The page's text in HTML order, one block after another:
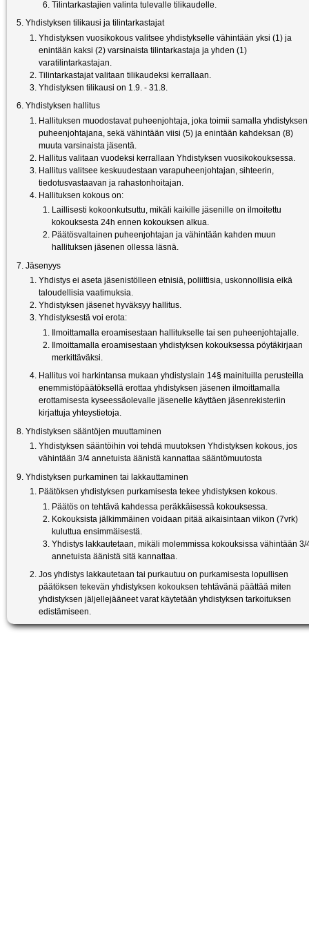
Tilintarkastajien valinta tulevalle tilikaudelle.
Yhdistyksen tilikausi ja tilintarkastajat
Yhdistyksen vuosikokous valitsee yhdistykselle vähintään yksi (1) ja
enintään kaksi (2) varsinaista tilintarkastaja ja yhden (1)
varatilintarkastajan.
Tilintarkastajat valitaan tilikaudeksi kerrallaan.
Yhdistyksen tilikausi on 1.9. - 31.8.
Yhdistyksen hallitus
Hallituksen muodostavat puheenjohtaja, joka toimii samalla yhdistyksen
puheenjohtajana, sekä vähintään viisi (5) ja enintään kahdeksan (8)
muuta varsinaista jäsentä.
Hallitus valitaan vuodeksi kerrallaan Yhdistyksen vuosikokouksessa.
Hallitus valitsee keskuudestaan varapuheenjohtajan, sihteerin,
tiedotusvastaavan ja rahastonhoitajan.
Hallituksen kokous on:
Laillisesti kokoonkutsuttu, mikäli kaikille jäsenille on ilmoitettu
kokouksesta 24h ennen kokouksen alkua.
Päätösvaltainen puheenjohtajan ja vähintään kahden muun
hallituksen jäsenen ollessa läsnä.
Jäsenyys
Yhdistys ei aseta jäsenistölleen etnisiä, poliittisia, uskonnollisia eikä
taloudellisia vaatimuksia.
Yhdistyksen jäsenet hyväksyy hallitus.
Yhdistyksestä voi erota:
Ilmoittamalla eroamisestaan hallitukselle tai sen puheenjohtajalle.
Ilmoittamalla eroamisestaan yhdistyksen kokouksessa pöytäkirjaan
merkittäväksi.
Hallitus voi harkintansa mukaan yhdistyslain 14§ mainituilla perusteilla
enemmistöpäätöksellä erottaa yhdistyksen jäsenen ilmoittamalla
erottamisesta kyseessäolevalle jäsenelle käyttäen jäsenrekisteriin
kirjattuja yhteystietoja.
Yhdistyksen sääntöjen muuttaminen
Yhdistyksen sääntöihin voi tehdä muutoksen Yhdistyksen kokous, jos
vähintään 3/4 annetuista äänistä kannattaa sääntömuutosta
Yhdistyksen purkaminen tai lakkauttaminen
Päätöksen yhdistyksen purkamisesta tekee yhdistyksen kokous.
Päätös on tehtävä kahdessa peräkkäisessä kokouksessa.
Kokouksista jälkimmäinen voidaan pitää aikaisintaan viikon (7vrk)
kuluttua ensimmäisestä.
Yhdistys lakkautetaan, mikäli molemmissa kokouksissa vähintään 3/
annetuista äänistä sitä kannattaa.
Jos yhdistys lakkautetaan tai purkautuu on purkamisesta lopullisen
päätöksen tekevän yhdistyksen kokouksen tehtävänä päättää miten
yhdistyksen jäljellejääneet varat käytetään yhdistyksen tarkoituksen
edistämiseen.